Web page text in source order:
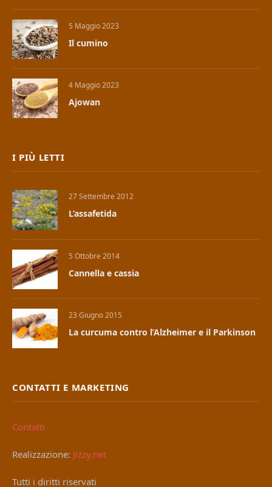
5 Maggio 2023
Il cumino
4 Maggio 2023
Ajowan
I PIÙ LETTI
27 Settembre 2012
L’assafetida
5 Ottobre 2014
Cannella e cassia
23 Giugno 2015
La curcuma contro l’Alzheimer e il Parkinson
CONTATTI E MARKETING
Contatti
Realizzazione: Jizzy.net
Tutti i diritti riservati